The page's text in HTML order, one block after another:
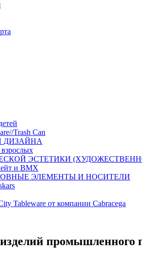
Trash Can
ДИЗАЙНА
ЭСТЕТИКИ
и BMX
ЭЛЕМЕНТЫ И НОСИТЕЛИ
Tableware от компании Cabracega
промышленного